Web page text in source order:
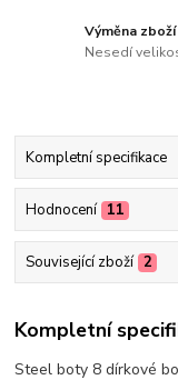
Výměna zboží
Nesedí
Kompletní specifikace
Hodnocení 11
Související zboží 2
Kompletní
Steel boty 8 dírkové